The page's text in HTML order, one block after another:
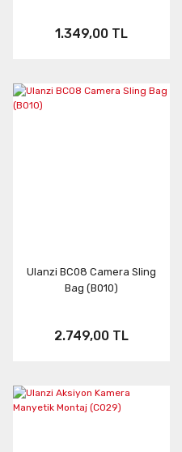
1.349,00 TL
Ulanzi BC08 Camera Sling
Bag (B010)
2.749,00 TL